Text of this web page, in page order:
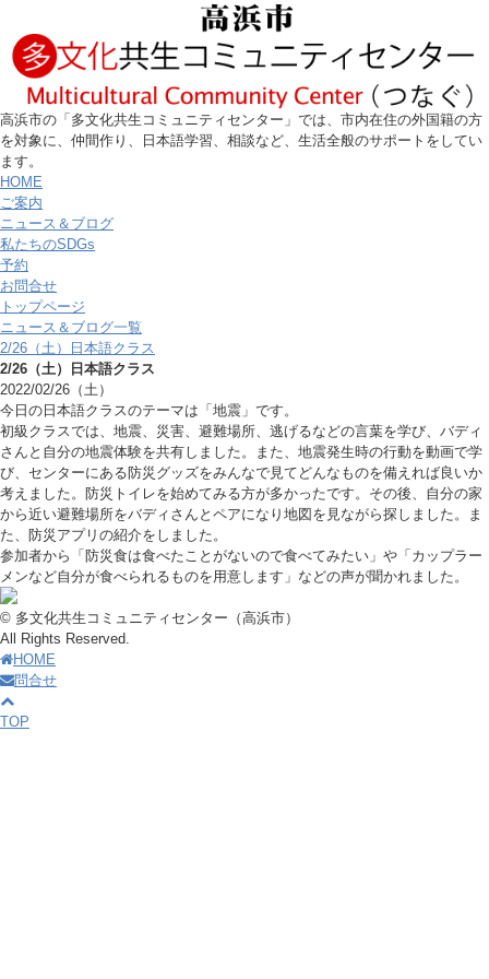
高浜市の「多文化共生コミュニティセンター」では、市内在住の外国籍の方
を対象に、仲間作り、日本語学習、相談など、生活全般のサポートをしてい
ます。
HOME
ご案内
ニュース＆ブログ
私たちのSDGs
予約
お問合せ
トップページ
ニュース＆ブログ一覧
2/26（土）日本語クラス
2/26（土）日本語クラス
2022/02/26（土）
今日の日本語クラスのテーマは「地震」です。
初級クラスでは、地震、災害、避難場所、逃げるなどの言葉を学び、バディ
さんと自分の地震体験を共有しました。また、地震発生時の行動を動画で学
び、センターにある防災グッズをみんなで見てどんなものを備えれば良いか
考えました。防災トイレを始めてみる方が多かったです。その後、自分の家
から近い避難場所をバディさんとペアになり地図を見ながら探しました。ま
た、防災アプリの紹介をしました。
参加者から「防災食は食べたことがないので食べてみたい」や「カップラー
メンなど自分が食べられるものを用意します」などの声が聞かれました。
© 多文化共生コミュニティセンター（高浜市）
All Rights Reserved.
HOME
問合せ
TOP